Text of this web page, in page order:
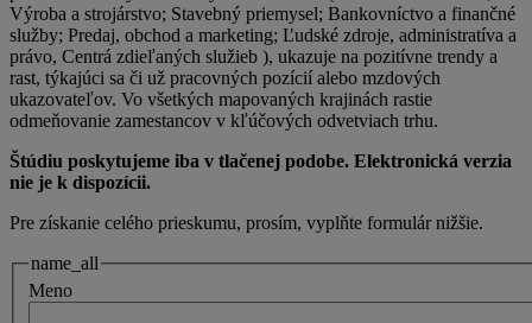
Výroba a strojárstvo; Stavebný priemysel; Bankovníctvo a finančné
služby; Predaj, obchod a marketing; Ľudské zdroje, administratíva a
právo, Centrá zdieľaných služieb ), ukazuje na pozitívne trendy a
rast, týkajúci sa či už pracovných pozícií alebo mzdových
ukazovateľov. Vo všetkých mapovaných krajinách rastie
odmeňovanie zamestancov v kľúčových odvetviach trhu.
Štúdiu poskytujeme iba v tlačenej podobe. Elektronická verzia
nie je k dispozícii.
Pre získanie celého prieskumu, prosím, vyplňte formulár nižšie.
name_all
Meno